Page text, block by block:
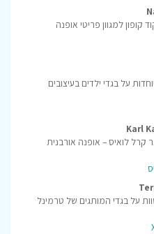
למגוון פריטי אופנה
על בגדי ילדים בעיצובים
קרל לואיס – אופנה אורבנית
על בגדי המותגים של טרמינל